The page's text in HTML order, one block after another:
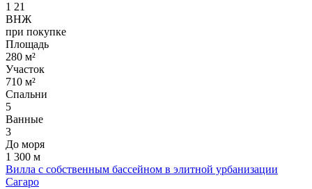
1 21
ВНЖ
при покупке
Площадь
280 м²
Участок
710 м²
Спальни
5
Ванные
3
До моря
1 300 м
Вилла с собственным бассейном в элитной урбанизации
Сагаро